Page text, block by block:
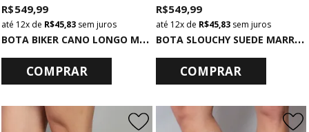
B
OTA BIKER CANO LONGO MARROM COM FIVELAS
R$ 549,99
12x de R$ 45,83 sem juros
COMPRAR
B
OTA SLOUCHY SUEDE MARROM
R$ 549,99
12xde R$ 45,83sem juros
COMPRAR